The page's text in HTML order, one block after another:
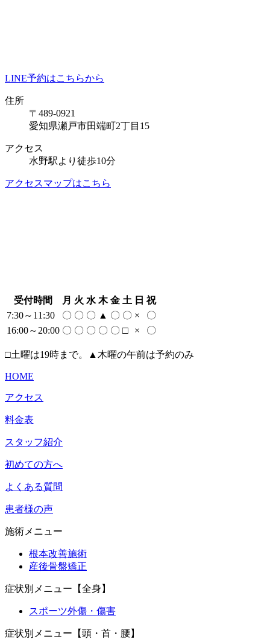
LINE予約はこちらから
住所
〒489-0921
愛知県瀬戸市田端町2丁目15
アクセス
水野駅より徒歩10分
アクセスマップはこちら
受付時間 月 火 水 木 金 土 日 祝
7:30～11:30
〇 〇 〇 ▲ 〇 〇 ×
〇
16:00～20:00 〇 〇 〇 〇 〇 □ × 〇
□土曜は19時まで。▲木曜の午前は予約のみ
HOME
アクセス
料金表
スタッフ紹介
初めての方へ
よくある質問
患者様の声
施術メニュー
根本改善施術
産後骨盤矯正
症状別メニュー【全身】
スポーツ外傷・傷害
症状別メニュー【頭・首・腰】